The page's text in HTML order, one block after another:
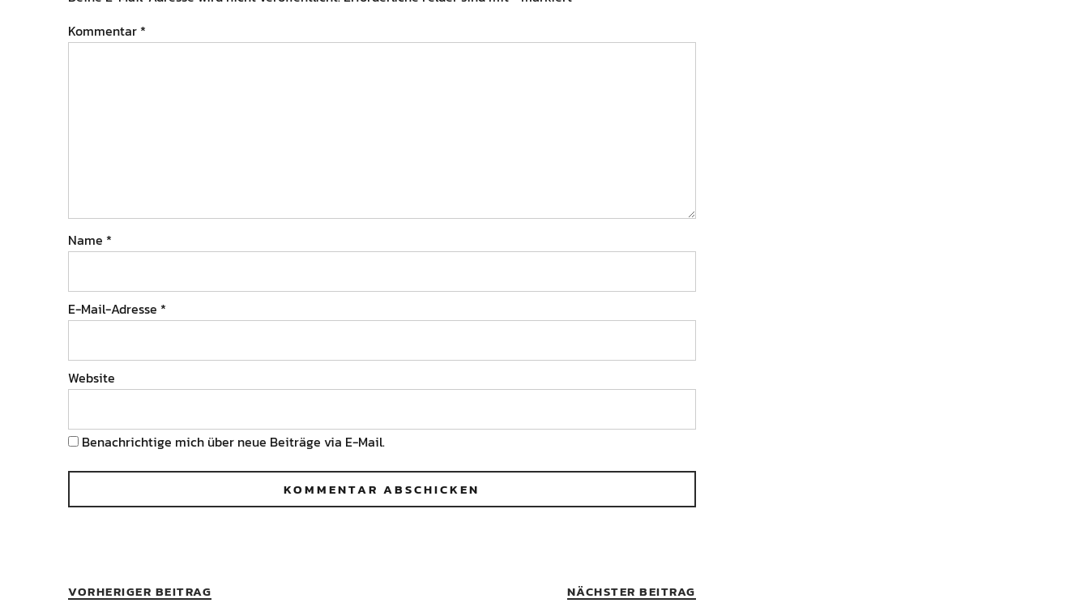
Kommentar *
Name *
E-Mail-Adresse *
Website
Benachrichtige mich über neue Beiträge via E-Mail.
VORHERIGER BEITRAG NÄCHSTER BEITRAG